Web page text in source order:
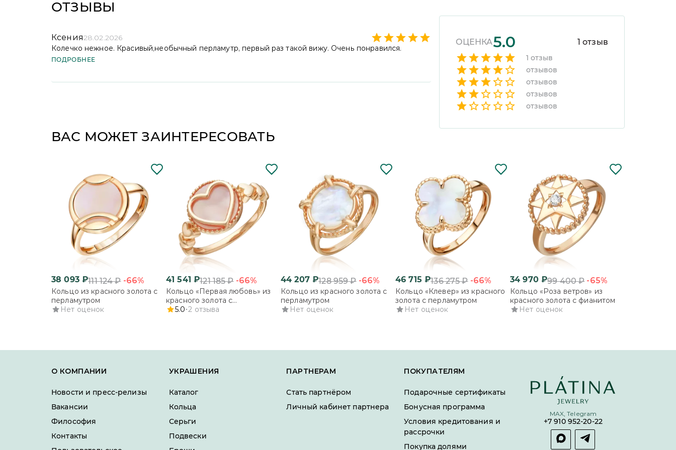
ОТЗЫВЫ
Ксения28.02.2026
Колечко нежное. Красивый,необычный перламутр, первый раз такой вижу. Очень понравился.
ПОДРОБНЕЕ
ОЦЕНКА5.0 1 отзыв
1 отзыв
отзывов
отзывов
отзывов
отзывов
ВАС МОЖЕТ ЗАИНТЕРЕСОВАТЬ
38 093₽111 124₽ -66%
Кольцо из красного золота с
перламутром
Нет оценок
41 541 ₽121 185₽ -66%
Кольцо «Первая любовь» из
красного золота с
перламутром
5.0 2 отзыва
44 207₽128 959₽ -66%
Кольцо из красного золота с
перламутром
Нет оценок
46 715 ₽136 275₽ -66%
Кольцо «Клевер» из красного
золота с перламутром
Нет оценок
34 970₽99 400₽ -65%
Кольцо «Роза ветров» из
красного золота с фианитом
Нет оценок
О КОМПАНИИ
Новости и пресс-релизы
Вакансии
Философия
Контакты
УКРАШЕНИЯ
Каталог
Кольца
Серьги
Подвески
ПАРТНЕРАМ
Стать партнёром
Личный кабинет партнера
ПОКУПАТЕЛЯМ
Подарочные сертификаты
Бонусная программа
Условия кредитования и
рассрочки
Покупка долями
MAX, Telegram
+7 910 952-20-22